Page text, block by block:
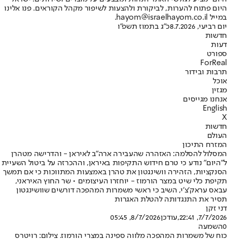
היום פתוח להערות, לביקורת ולהצעות לשיפור מקהל הקוראים. פנו אלינו
במייל hayom@israelhayom.co.il.
יום רביעי, 8.7.2026
כ"ג בתמוז תשפ"ו
חדשות
דעות
ספורט
ForReal
תרבות ובידור
אוכל
מגזין
אנחנו מגייסים
English
X
חדשות
העולם
המזרח התיכון
המסלול להסלמה: האזהרה שהעבירה ארה"ב לאיראן - והדרישה מטהרן
ל"היום" נודע כי טרם חידוש התקיפות באיראן, וההכרזה על ביטול השעיית
הסנקציות, הזהירה וושינגטון את טהרן באמצעות המתווכות כי אם תמשך
תקיפת כלי שיט במצר הורמוז - יוחזרו העיצומים • שר החוץ האיראני,
עבאס עראק׳צ׳י, השיב כי ראשי משמרות המהפכה דורשים שוושינגטון
תסיר את התנגדותה להטלת האגרות
דני זקן
7/7/2026, 22:41
,עודכן8/7/2026, 05:45
0השמעה
כוח של משמרות המהפכה מלווה ספינה במצרי הורמוז. צילום: רויטרס